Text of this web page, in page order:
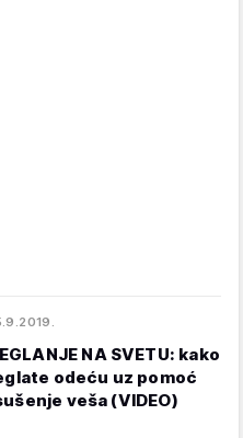
NA SVETU: kako
odeću uz pomoć
veša (VIDEO)